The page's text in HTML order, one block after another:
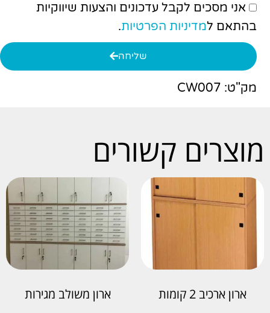
אני מסכים לקבל עדכונים והצעות שיווקיות
בהתאם למדיניות הפרטיות.
שליחה
מק"ט: CW007
מוצרים קשורים
ארון ארכיב 2 קומות ארון משולב מגירות